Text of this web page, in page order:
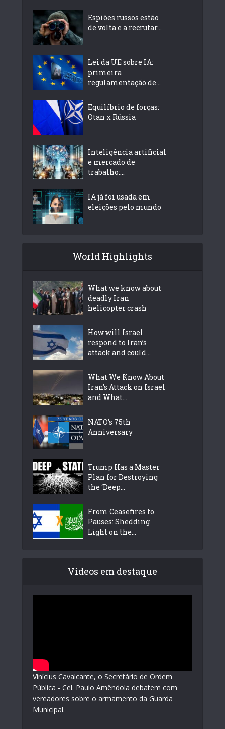
Espiões russos estão
de volta e a recrutar...
Lei da UE sobre IA:
primeira
regulamentação de...
Equilíbrio de forças:
Otan x Rússia
Inteligência artificial
e mercado de
trabalho:...
IA já foi usada em
eleições pelo mundo
World Highlights
What we know about
deadly Iran
helicopter crash
How will Israel
respond to Iran’s
attack and could...
What We Know About
Iran’s Attack on Israel
and What...
NATO’s 75th
Anniversary
Trump Has a Master
Plan for Destroying
the ‘Deep...
From Ceasefires to
Pauses: Shedding
Light on the...
Vídeos em destaque
Vinícius Cavalcante, o Secretário de Ordem
Pública - Cel. Paulo Amêndola debatem com
vereadores sobre o armamento da Guarda
Municipal.